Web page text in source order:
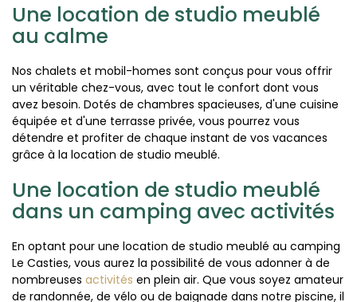
Une location de studio meublé
au calme
Nos chalets et mobil-homes sont conçus pour vous offrir
un véritable chez-vous, avec tout le confort dont vous
avez besoin. Dotés de chambres spacieuses, d'une cuisine
équipée et d'une terrasse privée, vous pourrez vous
détendre et profiter de chaque instant de vos vacances
grâce à la location de studio meublé.
Une location de studio meublé
dans un camping avec activités
En optant pour une location de studio meublé au camping
Le Casties, vous aurez la possibilité de vous adonner à de
nombreuses activités en plein air. Que vous soyez amateur
de randonnée, de vélo ou de baignade dans notre piscine, il